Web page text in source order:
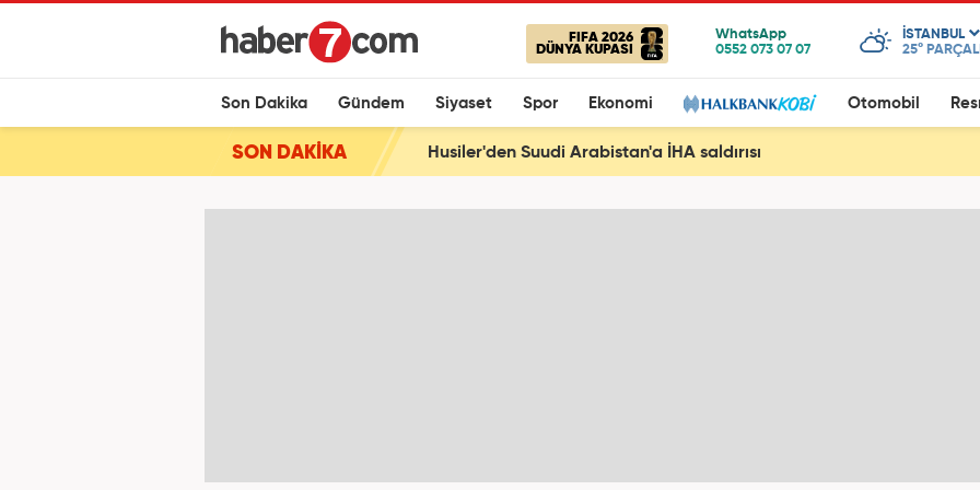
FIFA 2026
DÜNYA KUPASI
ISTANBUL
25°
Son Dakika Gündem Siyaset Spor Ekonomi Otomobil
SON DAKİKA Husiler'den Suudi Arabistan'a İHA saldırısı